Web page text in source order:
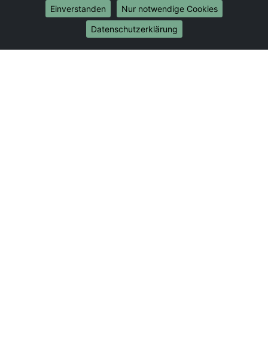
Umzug von Darmstadt nach Münster
Internationale-Umzüge
Umzug von Darmstadt nach Brasilien
Einverstanden
Nur notwendige Cookies
Datenschutzerklärung